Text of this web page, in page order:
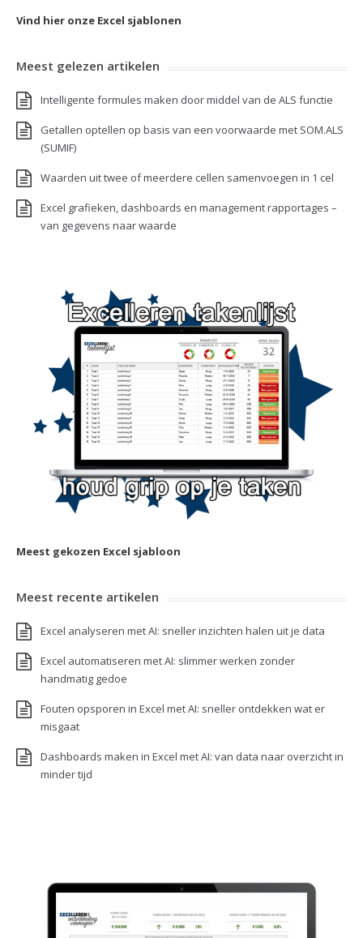
Vind hier onze Excel sjablonen
Meest gelezen artikelen
Intelligente formules maken door middel van de ALS functie
Getallen optellen op basis van een voorwaarde met SOM.ALS
(SUMIF)
Waarden uit twee of meerdere cellen samenvoegen in 1 cel
Excel grafieken, dashboards en management rapportages –
van gegevens naar waarde
Meest gekozen Excel sjabloon
Meest recente artikelen
Excel analyseren met AI: sneller inzichten halen uit je data
Excel automatiseren met AI: slimmer werken zonder
handmatig gedoe
Fouten opsporen in Excel met AI: sneller ontdekken wat er
misgaat
Dashboards maken in Excel met AI: van data naar overzicht in
minder tijd